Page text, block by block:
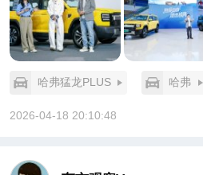
哈弗猛龙PLUS 哈弗
2026-04-18 20:10:48